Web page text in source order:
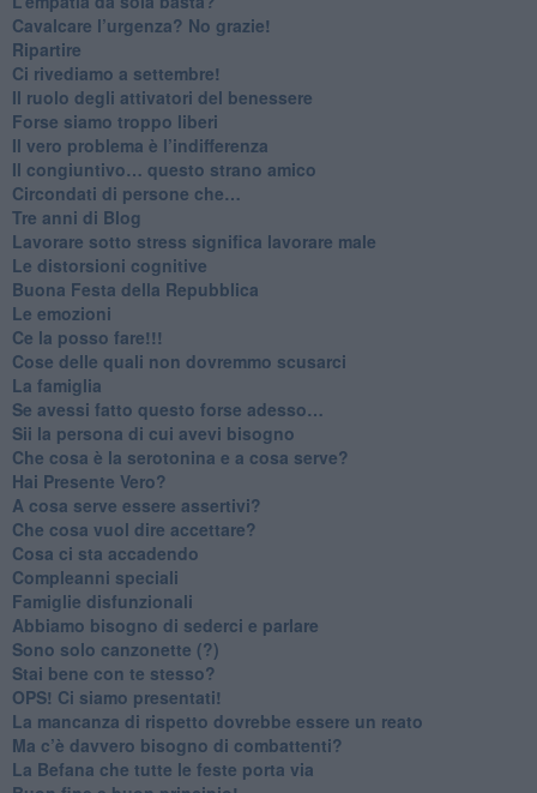
​Cavalcare l’urgenza? No grazie!
Ripartire
​Ci rivediamo a settembre!
​Il ruolo degli attivatori del benessere
​Forse siamo troppo liberi
​Il vero problema è l’indifferenza
​Il congiuntivo… questo strano amico
​Circondati di persone che…
​Tre anni di Blog
​Lavorare sotto stress significa lavorare male
​Le distorsioni cognitive
​Buona Festa della Repubblica
Le emozioni
​Ce la posso fare!!!
​Cose delle quali non dovremmo scusarci
​La famiglia
​Se avessi fatto questo forse adesso…
​Sii la persona di cui avevi bisogno
Che cosa è la serotonina e a cosa serve?
​Hai Presente Vero?
A cosa serve essere assertivi?
​Che cosa vuol dire accettare?
​Cosa ci sta accadendo
​Compleanni speciali
​Famiglie disfunzionali
​Abbiamo bisogno di sederci e parlare
Sono solo canzonette (?)
​Stai bene con te stesso?
​OPS! Ci siamo presentati!
​La mancanza di rispetto dovrebbe essere un reato
​Ma c’è davvero bisogno di combattenti?
​La Befana che tutte le feste porta via